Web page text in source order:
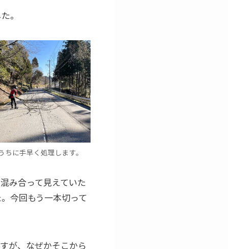
。
ちに手早く処理します。
み合って見えていた
今回もう一本切って
が、なぜかそこから